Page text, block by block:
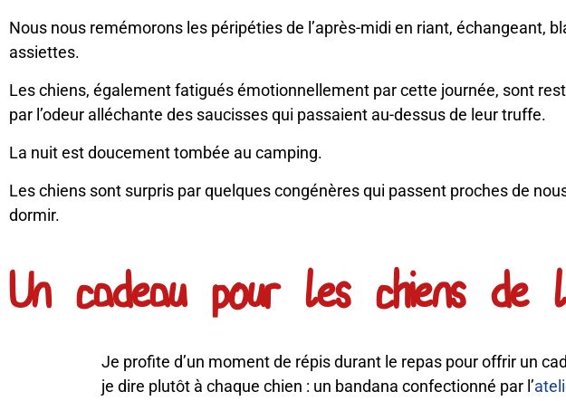
Nous nous remémorons les péripéties de l’après-midi en riant, échangeant,
assiettes.
Les chiens, également fatigués émotionnellement par cette journée, sont
par l’odeur alléchante des saucisses qui passaient au-dessus de leur truffe.
La nuit est doucement tombée au camping.
Les chiens sont surpris par quelques congénères qui passent proches de
dormir.
Un cadeau pour les chiens de
Je profite d’un moment de répis durant le repas pour offrir un
je dire plutôt à chaque chien : un bandana confectionné par l’